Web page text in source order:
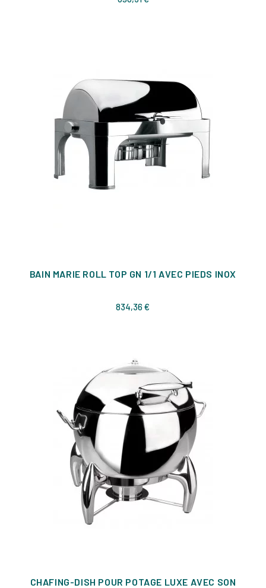
BAIN MARIE ROLL TOP GN 1/1 AVEC PIEDS INOX
834,36 €
CHAFING-DISH POUR POTAGE LUXE AVEC SON